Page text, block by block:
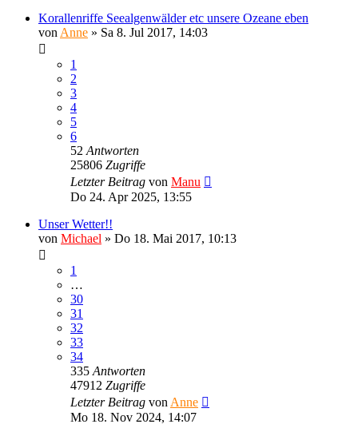
Korallenriffe Seealgenwälder etc unsere Ozeane eben
von Anne » Sa 8. Jul 2017, 14:03
1
2
3
4
5
6
52 Antworten
25806 Zugriffe
Letzter Beitrag von Manu
Do 24. Apr 2025, 13:55
Unser Wetter!!
von Michael » Do 18. Mai 2017, 10:13
1
…
30
31
32
33
34
335 Antworten
47912 Zugriffe
Letzter Beitrag von Anne
Mo 18. Nov 2024, 14:07